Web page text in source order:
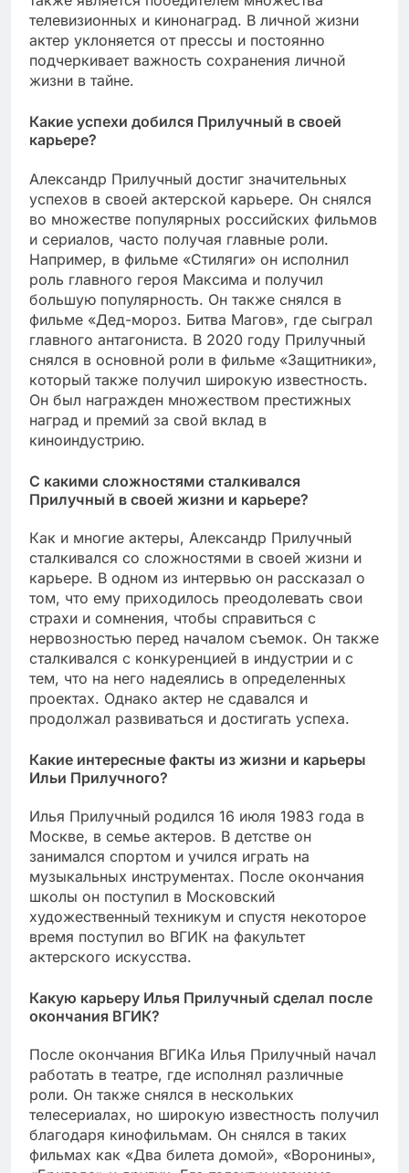
телевизионных и кинонаград. В личной жизни
актер уклоняется от прессы и постоянно
подчеркивает важность сохранения личной
жизни в тайне.
Какие успехи добился Прилучный в своей
карьере?
Александр Прилучный достиг значительных
успехов в своей актерской карьере. Он снялся
во множестве популярных российских фильмов
и сериалов, часто получая главные роли.
Например, в фильме «Стиляги» он исполнил
роль главного героя Максима и получил
большую популярность. Он также снялся в
фильме «Дед-мороз. Битва Магов», где сыграл
главного антагониста. В 2020 году Прилучный
снялся в основной роли в фильме «Защитники»,
который также получил широкую известность.
Он был награжден множеством престижных
наград и премий за свой вклад в
киноиндустрию.
С какими сложностями сталкивался
Прилучный в своей жизни и карьере?
Как и многие актеры, Александр Прилучный
сталкивался со сложностями в своей жизни и
карьере. В одном из интервью он рассказал о
том, что ему приходилось преодолевать свои
страхи и сомнения, чтобы справиться с
нервозностью перед началом съемок. Он также
сталкивался с конкуренцией в индустрии и с
тем, что на него надеялись в определенных
проектах. Однако актер не сдавался и
продолжал развиваться и достигать успеха.
Какие интересные факты из жизни и карьеры
Ильи Прилучного?
Илья Прилучный родился 16 июля 1983 года в
Москве, в семье актеров. В детстве он
занимался спортом и учился играть на
музыкальных инструментах. После окончания
школы он поступил в Московский
художественный техникум и спустя некоторое
время поступил во ВГИК на факультет
актерского искусства.
Какую карьеру Илья Прилучный сделал после
окончания ВГИК?
После окончания ВГИКа Илья Прилучный начал
работать в театре, где исполнял различные
роли. Он также снялся в нескольких
телесериалах, но широкую известность получил
благодаря кинофильмам. Он снялся в таких
фильмах как «Два билета домой», «Воронины»,